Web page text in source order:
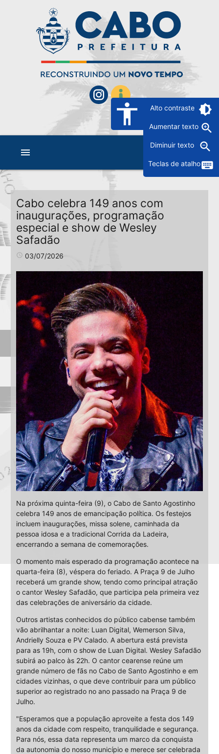
accessibility Alto contraste brightness_6
Aumentar texto zoom_in
Diminuir texto zoom_out
Teclas de atalhokeyboard
menu
Cabo celebra 149 anos com
inaugurações, programação
especial e show de Wesley
Safadão
access_time 03/07/2026
Na próxima quinta-feira (9), o Cabo de Santo Agostinho
celebra 149 anos de emancipação política. Os festejos
incluem inaugurações, missa solene, caminhada da
pessoa idosa e a tradicional Corrida da Ladeira,
encerrando a semana de comemorações.
O momento mais esperado da programação acontece na
quarta-feira (8), véspera do feriado. A Praça 9 de Julho
receberá um grande show, tendo como principal atração
o cantor Wesley Safadão, que participa pela primeira vez
das celebrações de aniversário da cidade.
Outros artistas conhecidos do público cabense também
vão abrilhantar a noite: Luan Digital, Wemerson Silva,
Andrielly Souza e PV Calado. A abertura está prevista
para as 19h, com o show de Luan Digital. Wesley Safadão
subirá ao palco às 22h. O cantor cearense reúne um
grande número de fãs no Cabo de Santo Agostinho e em
cidades vizinhas, o que deve contribuir para um público
superior ao registrado no ano passado na Praça 9 de
Julho.
"Esperamos que a população aproveite a festa dos 149
anos da cidade com respeito, tranquilidade e segurança.
Para nós, essa data representa um marco da conquista
da autonomia do nosso município e merece ser celebrada